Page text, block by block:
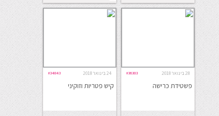
28 בינואר 2018 #36303
פשטידת כרישה
24 בינואר 2018 #34843
קיש פטריות וזוקיני